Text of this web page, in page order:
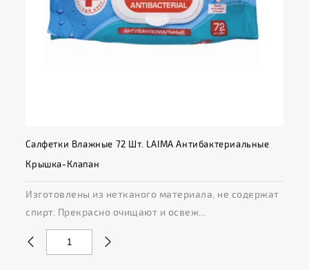
Салфетки Влажные 72 Шт. LAIMA Антибактериальные
Крышка-Клапан
Изготовлены из нетканого материала, не содержат
спирт. Прекрасно очищают и освеж...